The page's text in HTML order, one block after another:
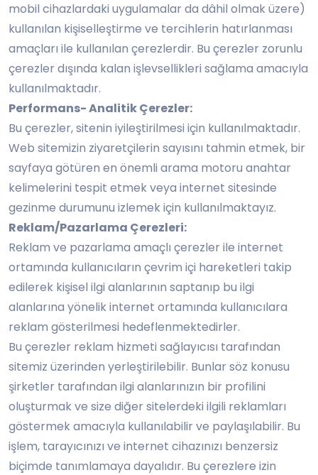
mobil cihazlardaki uygulamalar da dâhil olmak üzere)
kullanılan kişiselleştirme ve tercihlerin hatırlanması
amaçları ile kullanılan çerezlerdir. Bu çerezler zorunlu
çerezler dışında kalan işlevsellikleri sağlama amacıyla
kullanılmaktadır.
Performans- Analitik Çerezler:
Bu çerezler, sitenin iyileştirilmesi için kullanılmaktadır.
Web sitemizin ziyaretçilerin sayısını tahmin etmek, bir
sayfaya götüren en önemli arama motoru anahtar
kelimelerini tespit etmek veya internet sitesinde
gezinme durumunu izlemek için kullanılmaktayız.
Reklam/Pazarlama Çerezleri:
Reklam ve pazarlama amaçlı çerezler ile internet
ortamında kullanıcıların çevrim içi hareketleri takip
edilerek kişisel ilgi alanlarının saptanıp bu ilgi
alanlarına yönelik internet ortamında kullanıcılara
reklam gösterilmesi hedeflenmektedirler.
Bu çerezler reklam hizmeti sağlayıcısı tarafından
sitemiz üzerinden yerleştirilebilir. Bunlar söz konusu
şirketler tarafından ilgi alanlarınızın bir profilini
oluşturmak ve size diğer sitelerdeki ilgili reklamları
göstermek amacıyla kullanılabilir ve paylaşılabilir. Bu
işlem, tarayıcınızı ve internet cihazınızı benzersiz
biçimde tanımlamaya dayalıdır. Bu çerezlere izin